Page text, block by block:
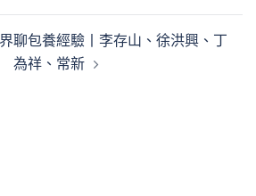
聊包養經驗丨李存山、徐洪興、丁
為祥、常新